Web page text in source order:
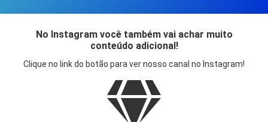
No Instagram você também vai achar muito
conteúdo adicional!
Clique no link do botão para ver nosso canal no Instagram!